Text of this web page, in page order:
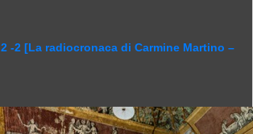
-2 [La radiocronaca di Carmine Martino –